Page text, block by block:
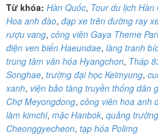
Từ khóa: Hàn Quốc, Tour du lịch Hàn
Hoa anh đào, đạp xe trên đường ray
rượu vang, công viên Gaya Theme
điện ven biển Haeundae, làng tranh
trung tâm văn hóa Hyangchon, Tháp
Songhae, trường đại học Keimyung,
xanh, viện bảo tàng truyền thống dân
Chợ Meyongdong, công viên hoa anh
làm kimchi, mặc Hanbok, quảng
Cheonggyecheon, tạp hóa Polimg